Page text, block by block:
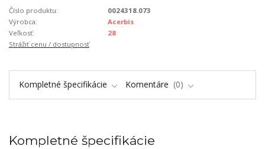
Číslo produktu:
0024318.073
Výrobca:
Acerbis
Veľkosť:
28
Strážiť cenu / dostupnosť
Kompletné špecifikácie Komentáre 0
Kompletné špecifikácie